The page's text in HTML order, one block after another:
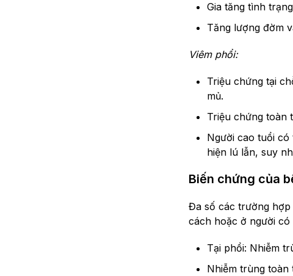
Gia tăng tình
Tăng lượng đờm
Viêm phổi:
Triệu chứng tại
mủ.
Triệu chứng toàn
Người cao tuổi
hiện lú lẫn, suy
Biến chứng của
Đa số các trường
cách hoặc ở người có
Tại phổi: Nhiễm
Nhiễm trùng toàn